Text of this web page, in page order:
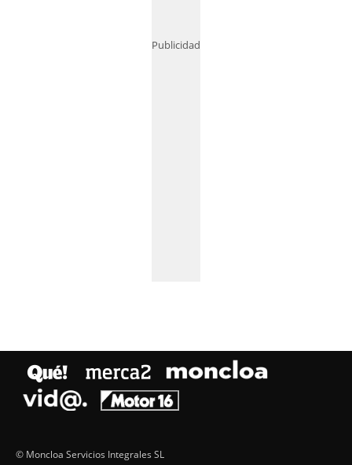
Publicidad
© Moncloa Servicios Integrales SL